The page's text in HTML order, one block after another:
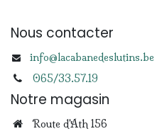
Nous contacter
info@lacabanedeslutins.be
065/33.57.19
Notre magasin
Route d'Ath 156